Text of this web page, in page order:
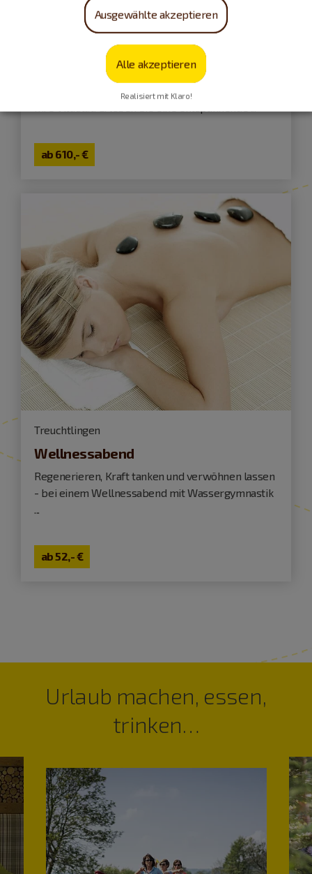
Vital-Woche
Kommen Sie nach Treuchtlingen und fördern Sie
ab 610,- €
Treuchtlingen
Wellnessabend
Regenerieren, Kraft tanken und verwöhnen lassen
- bei einem Wellnessabend mit Wasser­gymnastik
...
ab52,- €
Urlaub machen, essen,
trinken…
Ausgewählte akzeptieren
Alle akzeptieren
Realisiert mit Klaro!